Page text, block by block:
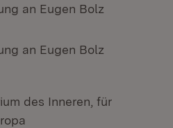
an Eugen Bolz
an Eugen Bolz
des Inneren, für